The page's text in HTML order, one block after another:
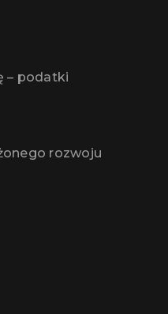
– podatki
rozwoju